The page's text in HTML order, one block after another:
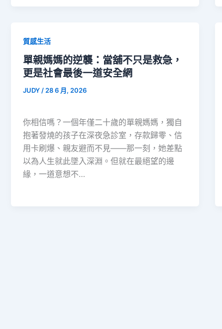
質感生活
單親媽媽的逆襲：當舖不只是救急，
更是社會最後一道安全網
JUDY / 28 6 月, 2026
你相信嗎？一個年僅二十歲的單親媽媽，獨自
抱著發燒的孩子在深夜急診室，存款歸零、信
用卡刷爆、親友避而不見——那一刻，她差點
以為人生就此墜入深淵。但就在最絕望的邊
緣，一道意想不…